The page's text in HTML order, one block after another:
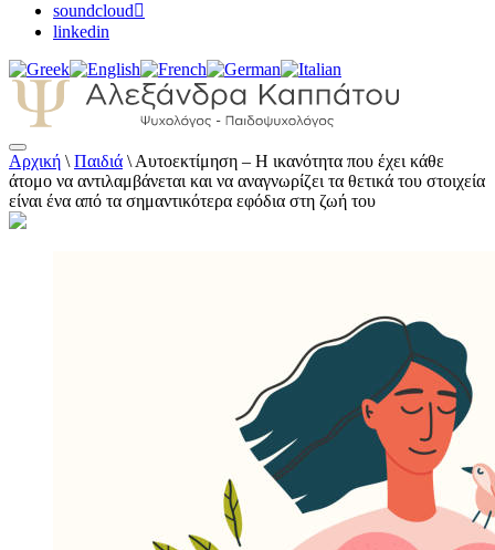
soundcloud
linkedin
Αλεξάνδρα Καππάτου Ψυχολόγος –
Παιδοψυχολόγος
Αρχική \ Παιδιά \ Αυτοεκτίμηση – Η ικανότητα που έχει κάθε
άτομο να αντιλαμβάνεται και να αναγνωρίζει τα θετικά του στοιχεία
είναι ένα από τα σημαντικότερα εφόδια στη ζωή του